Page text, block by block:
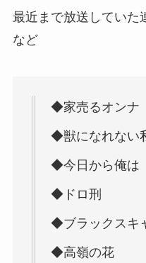
最近まで放送していた
など
◆家売るオンナ
◆獣になれない
◆今日から俺は
◆ドロ刑
◆ブラックスキ
◆高嶺の花